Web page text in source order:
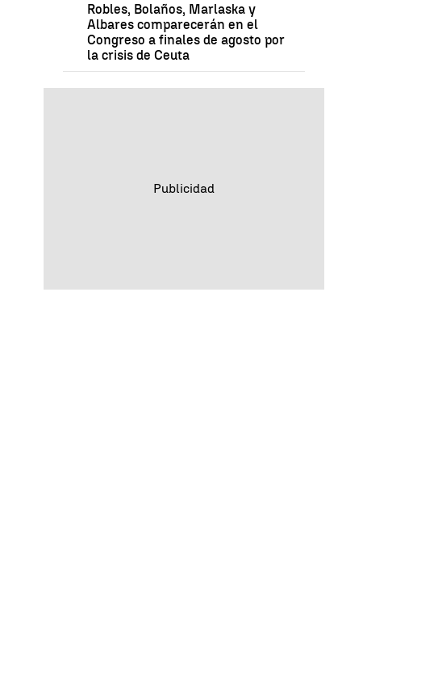
Robles, Bolaños, Marlaska y
Albares comparecerán en el
Congreso a finales de agosto por
la crisis de Ceuta